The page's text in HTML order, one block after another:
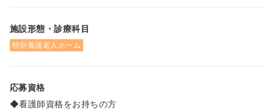
施設形態・診療科目
特別養護老人ホーム
応募資格
◆看護師資格をお持ちの方